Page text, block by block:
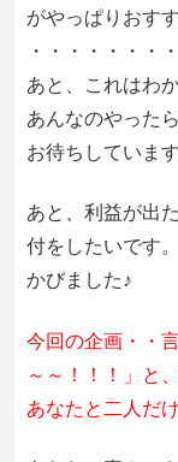
がやっぱりおす
・・・・・・・
あと、これはわ
あんなのやった
お待ちしていま
あと、利益が出
付をしたいです
かびました♪
今回の企画・・
～～！！！」と
あなたと二人だ